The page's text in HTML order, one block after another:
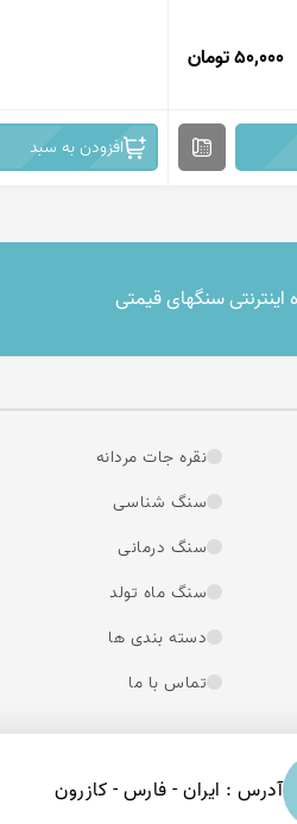
50,000 تومان
افزودن به سبد
سنگهای قیمتی
نقره جات مردانه
سنگ شناسی
سنگ درمانی
سنگ ماه تولد
دسته بندی ها
تماس با ما
آدرس : ایران - فارس - کازرون